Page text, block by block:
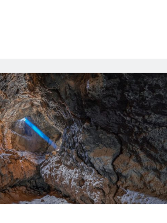
l’Histoire
?